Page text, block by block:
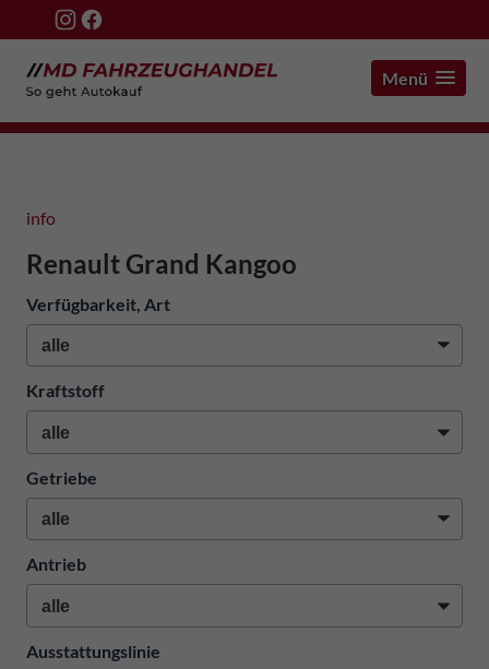
Menü
info
Renault Grand Kangoo
Verfügbarkeit, Art
Kraftstoff
Getriebe
Antrieb
Ausstattungslinie